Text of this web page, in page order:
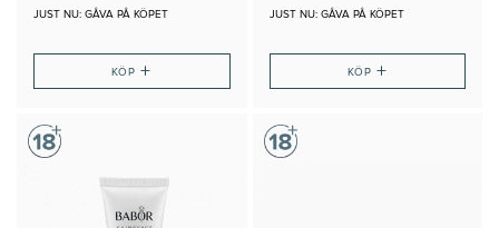
JUST NU: GÅVA PÅ KÖPET
KÖP+
JUST NU: GÅVA PÅ KÖPET
KÖP +